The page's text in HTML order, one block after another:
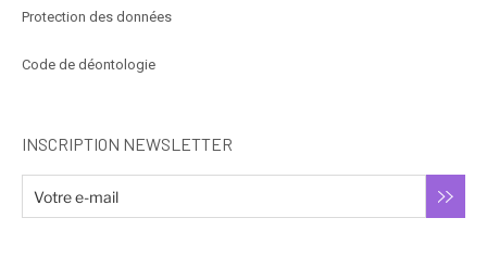
Protection des données
Code de déontologie
INSCRIPTION NEWSLETTER